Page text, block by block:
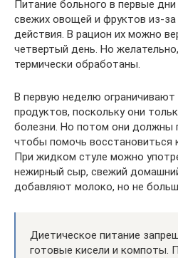
Питание больного в первые
свежих овощей и фруктов из-
действия. В рацион их можно
четвертый день. Но
термически обработаны.
В первую неделю
продуктов, поскольку они
болезни. Но потом они должны
чтобы помочь восстановиться
При жидком стуле можно
нежирный сыр, свежий
добавляют молоко, но не
Диетическое питание
готовые кисели и компоты.